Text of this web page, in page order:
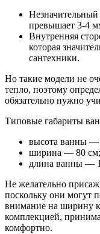
превышает 3-4
Внутренняя
которая
сантехники.
Но такие модели не
тепло, поэтому
обязательно нужно
Типовые габариты
высота ванны ―
ширина ― 80 см;
длина ванны ―
Не желательно
поскольку они могут
внимание на ширину
комплекцией,
комфортно.